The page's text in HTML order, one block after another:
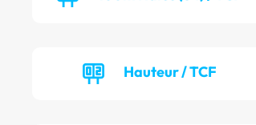
Hauteur / TCF